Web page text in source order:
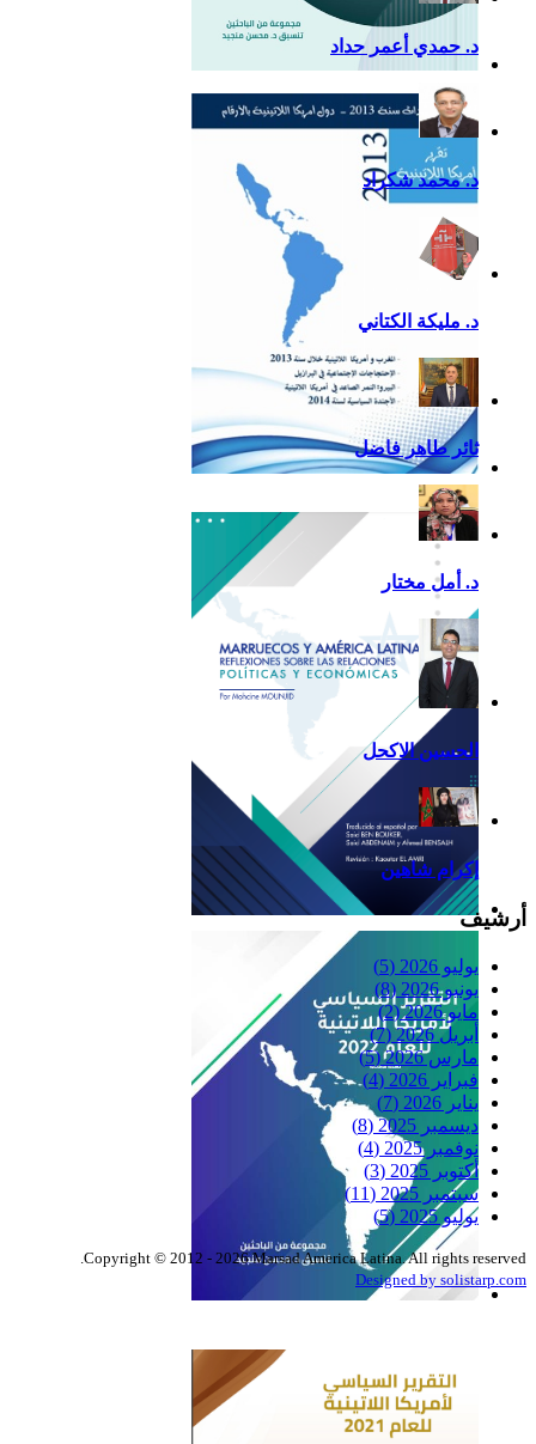
التقرير السياسي لأمريكا
اللاتينية للعام 2020
تقرير أمريكا اللاتينية لسنة
2013
Reflexiones
د. حمدي أعمر حداد
د. محمد شكراد
د. مليكة الكتاني
ثائر طاهر فاضل
د. أمل مختار
الحسين الاكحل
إكرام شاهين
أرشيف
يوليو 2026
(5)
يونيو 2026
(8)
مايو 2026
(2)
أبريل 2026
(7)
مارس 2026
(5)
فبراير 2026
(4)
يناير 2026
(7)
ديسمبر 2025
(8)
نوفمبر 2025
(4)
أكتوبر 2025
(3)
سبتمبر 2025
(11)
يوليو 2025
(5)
Copyright © 2012 - 2026 Marsad America Latina. All rights reserved.
Designed by solistarp.com